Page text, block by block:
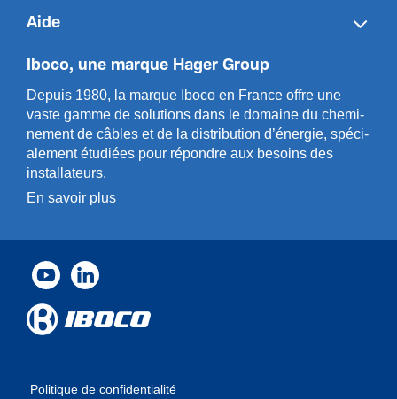
Aide
Iboco, une marque Hager Group
Depuis 1980, la marque Iboco en France offre une
vaste gamme de solut­ions dans le domaine du chemi­
n­ement de câbles et de la distri­bution d’énergie, spéci­
a­l­ement étudiées pour répondre aux besoins des
installa­teurs.
En savoir plus
Politique de confidentialité